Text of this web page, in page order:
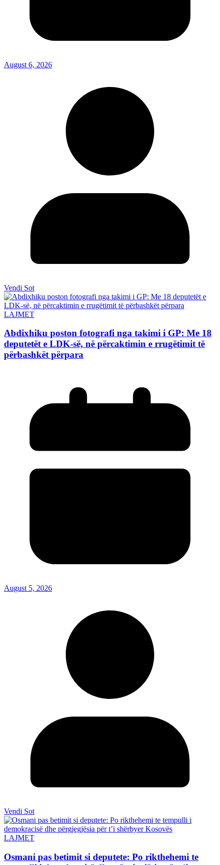
August 6, 2026
Vendi Sot
LAJMET
Abdixhiku poston fotografi nga takimi i GP: Me 18
deputetët e LDK-së, në përcaktimin e rrugëtimit të
përbashkët përpara
August 5, 2026
Vendi Sot
LAJMET
Osmani pas betimit si deputete: Po rikthehemi te